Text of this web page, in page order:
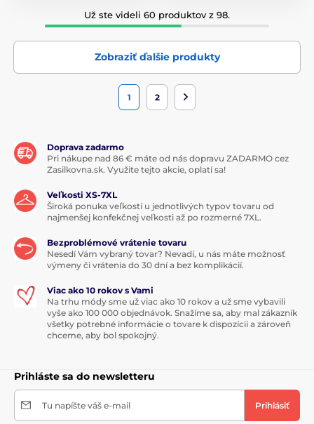
Už ste videli 60 produktov z 98.
Zobraziť ďalšie produkty
1 2
Doprava zadarmo
Pri nákupe nad 86 € máte od nás dopravu ZADARMO cez
Zasilkovna.sk. Využite tejto akcie, oplatí sa!
Veľkosti XS-7XL
Široká ponuka veľkostí u jednotlivých typov tovaru od
najmenšej konfekčnej veľkosti až po rozmerné 7XL.
Bezproblémové vrátenie tovaru
Nesedí Vám vybraný tovar? Nevadí, u nás máte možnosť
výmeny či vrátenia do 30 dní a bez komplikácií.
Viac ako 10 rokov s Vami
Na trhu módy sme už viac ako 10 rokov a už sme vybavili
vyše ako 100 000 objednávok. Snažíme sa, aby mal zákazník
všetky potrebné informácie o tovare k dispozícii a zároveň
chceme, aby bol spokojný.
Prihláste sa do newsletteru
Tu napíšte váš e-mail Prihlásiť